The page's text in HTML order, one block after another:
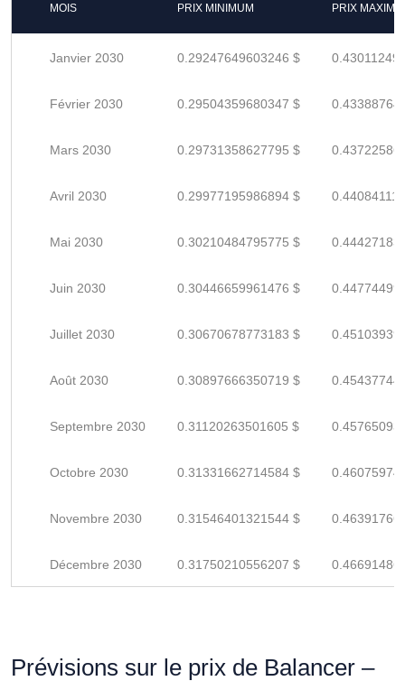
MOIS PRIX MINIMUM PRIX
Janvier 2030 0.29247649603246 $
Février 2030 0.29504359680347 $
Mars 2030 0.29731358627795 $
Avril 2030 0.29977195986894 $
Mai 2030 0.30210484795775 $
Juin 2030 0.30446659961476 $
Juillet 2030 0.30670678773183 $
Août 2030 0.30897666350719 $
Septembre 2030 0.31120263501605 $
Octobre 2030 0.31331662714584 $
Novembre 2030 0.31546401321544 $
Décembre 2030 0.31750210556207 $
Prévisions sur le prix de Balancer –